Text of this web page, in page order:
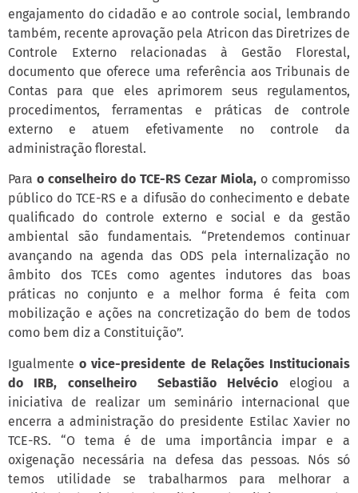
engajamento do cidadão e ao controle social, lembrando
também, recente aprovação pela Atricon das Diretrizes de
Controle Externo relacionadas à Gestão Florestal,
documento que oferece uma referência aos Tribunais de
Contas para que eles aprimorem seus regulamentos,
procedimentos, ferramentas e práticas de controle
externo e atuem efetivamente no controle da
administração florestal.
Para o conselheiro do TCE-RS Cezar Miola, o compromisso
público do TCE-RS e a difusão do conhecimento e debate
qualificado do controle externo e social e da gestão
ambiental são fundamentais. “Pretendemos continuar
avançando na agenda das ODS pela internalização no
âmbito dos TCEs como agentes indutores das boas
práticas no conjunto e a melhor forma é feita com
mobilização e ações na concretização do bem de todos
como bem diz a Constituição”.
Igualmenteo vice-presidente de Relações Institucionais
do IRB, conselheiro Sebastião Helvécio elogiou a
iniciativa de realizar um seminário internacional que
encerra a administração do presidente Estilac Xavier no
TCE-RS. “O tema é de uma importância impar e a
oxigenação necessária na defesa das pessoas. Nós só
temos utilidade se trabalharmos para melhorar a